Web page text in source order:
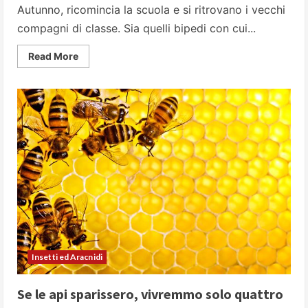
Autunno, ricomincia la scuola e si ritrovano i vecchi
compa­gni di classe. Sia quelli bipedi con cui...
Read MoreRead
more
e
guerra
sia!
Insetti ed Aracnidi
Se le api sparissero, vivremmo solo quattro